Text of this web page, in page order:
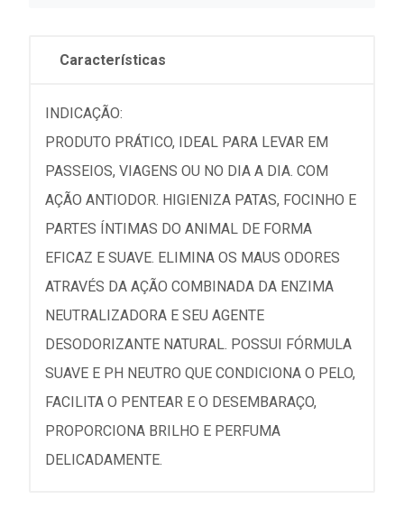
Características
INDICAÇÃO:
PRODUTO PRÁTICO, IDEAL PARA LEVAR EM
PASSEIOS, VIAGENS OU NO DIA A DIA. COM
AÇÃO ANTIODOR. HIGIENIZA PATAS, FOCINHO E
PARTES ÍNTIMAS DO ANIMAL DE FORMA
EFICAZ E SUAVE. ELIMINA OS MAUS ODORES
ATRAVÉS DA AÇÃO COMBINADA DA ENZIMA
NEUTRALIZADORA E SEU AGENTE
DESODORIZANTE NATURAL. POSSUI FÓRMULA
SUAVE E PH NEUTRO QUE CONDICIONA O PELO,
FACILITA O PENTEAR E O DESEMBARAÇO,
PROPORCIONA BRILHO E PERFUMA
DELICADAMENTE.